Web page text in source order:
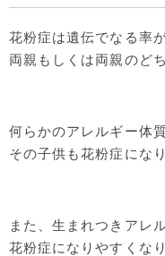
花粉症は遺伝でなる率
両親もしくは両親のど
何らかのアレルギー体
その子供も花粉症にな
また、生まれつきアレ
花粉症になりやすくなり